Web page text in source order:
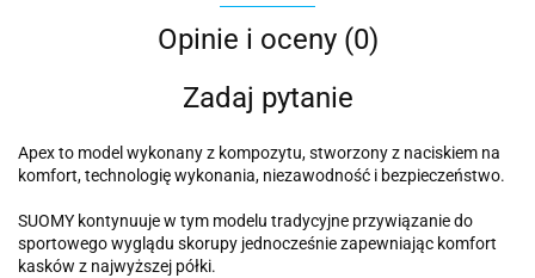
Opinie i oceny (0)
Zadaj pytanie
Apex to model wykonany z kompozytu, stworzony z naciskiem na
komfort, technologię wykonania, niezawodność i bezpieczeństwo.
SUOMY kontynuuje w tym modelu tradycyjne przywiązanie do
sportowego wyglądu skorupy jednocześnie zapewniając komfort
kasków z najwyższej półki.